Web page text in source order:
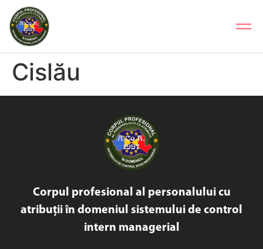
Cislău
Corpul profesional al personalului cu
atribuții în domeniul sistemului de control
intern managerial